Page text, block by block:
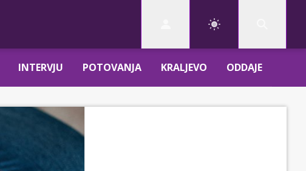
INTERVJU POTOVANJA KRALJEVO ODDAJE